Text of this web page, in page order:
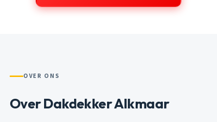
OVER ONS
Over Dakdekker Alkmaar